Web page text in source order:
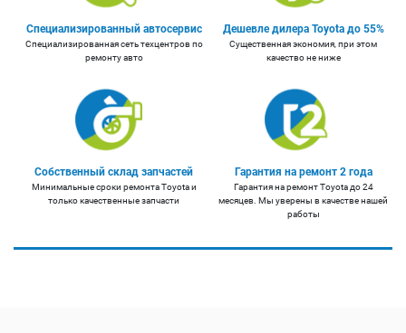
Специализированный автосервис
Специализированная сеть техцентров по
ремонту авто
Дешевле дилера Toyota до 55%
Существенная экономия, при этом
качество не ниже
Собственный склад запчастей
Минимальные сроки ремонта Toyota и
только качественные запчасти
Гарантия на ремонт 2 года
Гарантия на ремонт Toyota до 24
месяцев. Мы уверены в качестве нашей
работы